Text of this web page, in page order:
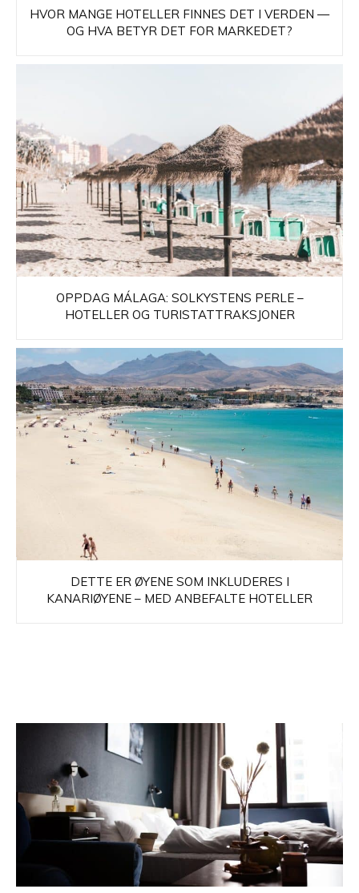
HVOR MANGE HOTELLER FINNES DET I VERDEN —
OG HVA BETYR DET FOR MARKEDET?
OPPDAG MÁLAGA: SOLKYSTENS PERLE –
HOTELLER OG TURISTATTRAKSJONER
DETTE ER ØYENE SOM INKLUDERES I
KANARIØYENE – MED ANBEFALTE HOTELLER